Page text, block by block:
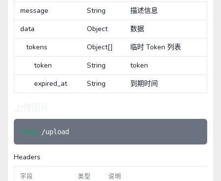
message
String
描述信息
data
Object
数据
tokens
Object[]
临时 Token 列表
token
String
token
expired_at
String 到期时间
POST
Headers
字段 类型 说明